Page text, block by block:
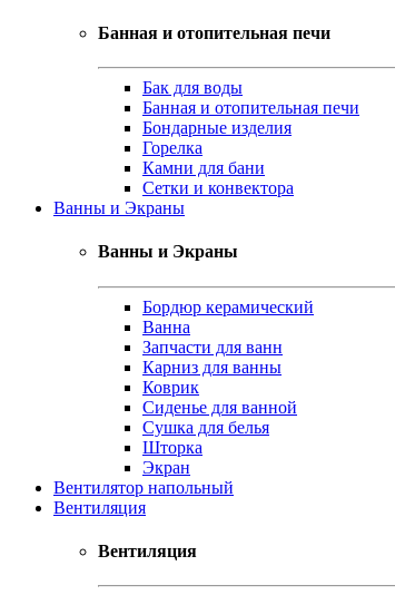
Банная и отопительная печи
Бак для воды
Банная и отопительная печи
Бондарные изделия
Горелка
Камни для бани
Сетки и конвектора
Ванны и Экраны
Ванны и Экраны
Бордюр керамический
Ванна
Запчасти для ванн
Карниз для ванны
Коврик
Сиденье для ванной
Сушка для белья
Шторка
Экран
Вентилятор напольный
Вентиляция
Вентиляция